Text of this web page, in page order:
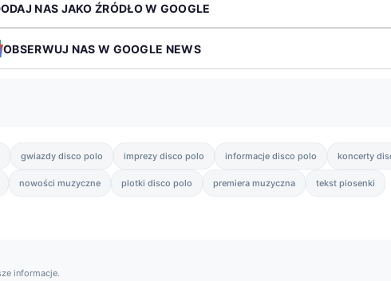
NAS JAKO ŹRÓDŁO W GOOGLE
OBSERWUJ NAS W GOOGLE NEWS
gwiazdy disco polo imprezy disco polo informacje disco polo koncerty
nowości muzyczne plotki disco polo premiera muzyczna tekst piosenki
informacje.